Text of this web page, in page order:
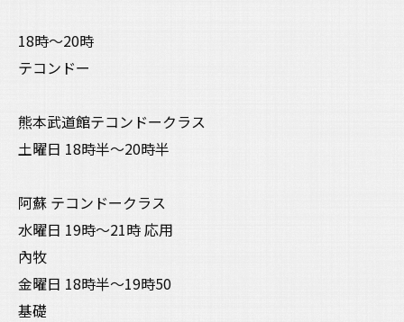
18時〜20時
テコンドー
熊本武道館テコンドークラス
土曜日 18時半〜20時半
阿蘇 テコンドークラス
水曜日 19時〜21時 応用
內牧
金曜日 18時半〜19時50
基礎